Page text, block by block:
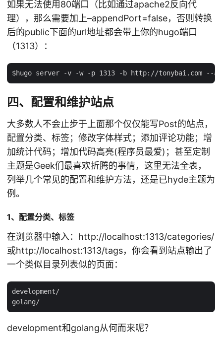
如果无法使用80端口（比如通过apache2反向代
理），那么需要加上–appendPort=false，否则转换
后的public下面的url地址都会带上你的hugo端口
（1313）：
四、配置和维护站点
大多数人不会止步于上面那个仅仅能写Post的站点，
配置分类、标签；修改字体样式；添加评论功能；增
加统计代码；增加代码高亮(程序员最爱)；甚至定制
主题是Geek们最喜欢折腾的事情，这里无法全表，
列举几个常见的配置和维护方法，还是已hyde主题为
例。
1、配置分类、标签
在浏览器中输入：http://localhost:1313/categories/
或http://localhost:1313/tags，你会看到站点输出了
一个类似目录列表似的页面：
development/
development和golang从何而来呢？